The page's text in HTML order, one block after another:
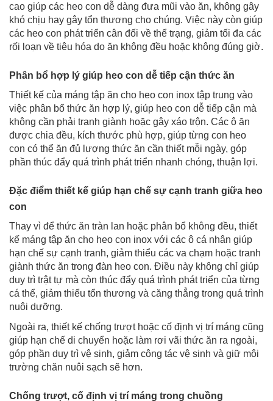
cao giúp các heo con dễ dàng đưa mũi vào ăn, không gây
khó chịu hay gây tổn thương cho chúng. Việc này còn giúp
các heo con phát triển cân đối về thể trạng, giảm tối đa các
rối loạn về tiêu hóa do ăn không đều hoặc không đúng giờ.
Phân bổ hợp lý giúp heo con dễ tiếp cận thức ăn
Thiết kế của máng tập ăn cho heo con inox tập trung vào
việc phân bổ thức ăn hợp lý, giúp heo con dễ tiếp cận mà
không cần phải tranh giành hoặc gây xáo trộn. Các ô ăn
được chia đều, kích thước phù hợp, giúp từng con heo
con có thể ăn đủ lượng thức ăn cần thiết mỗi ngày, góp
phần thúc đẩy quá trình phát triển nhanh chóng, thuận lợi.
Đặc điểm thiết kế giúp hạn chế sự cạnh tranh giữa heo
con
Thay vì để thức ăn tràn lan hoặc phân bổ không đều, thiết
kế máng tập ăn cho heo con inox với các ô cá nhân giúp
hạn chế sự cạnh tranh, giảm thiểu các va chạm hoặc tranh
giành thức ăn trong đàn heo con. Điều này không chỉ giúp
duy trì trật tự mà còn thúc đẩy quá trình phát triển của từng
cá thể, giảm thiểu tổn thương và căng thẳng trong quá trình
nuôi dưỡng.
Ngoài ra, thiết kế chống trượt hoặc cố định vị trí máng cũng
giúp hạn chế di chuyển hoặc làm rơi vãi thức ăn ra ngoài,
góp phần duy trì vệ sinh, giảm công tác vệ sinh và giữ môi
trường chăn nuôi sạch sẽ hơn.
Chống trượt, cố định vị trí máng trong chuồng